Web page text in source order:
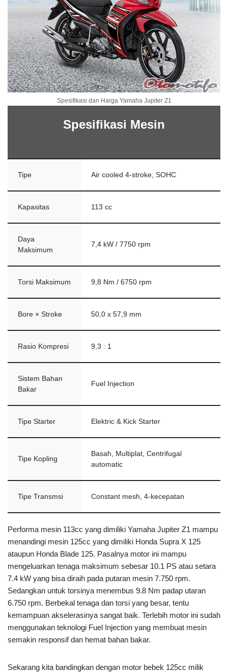
Spesifikasi dan Harga Yamaha Jupiter Z1
Spesifikasi Mesin
Tipe Air cooled 4-stroke, SOHC
Kapasitas 113 cc
Daya
Maksimum
7,4 kW / 7750 rpm
Torsi Maksimum 9,8 Nm / 6750 rpm
Bore × Stroke 50,0 x 57,9 mm
Rasio Kompresi 9,3 : 1
Sistem Bahan
Bakar
Fuel Injection
Tipe Starter Elektric & Kick Starter
Tipe Kopling
Basah, Multiplat, Centrifugal
automatic
Tipe Transmsi Constant mesh, 4-kecepatan
Performa mesin 113cc yang dimiliki Yamaha Jupiter Z1 mampu
menandingi mesin 125cc yang dimiliki Honda Supra X 125
ataupun Honda Blade 125. Pasalnya motor ini mampu
mengeluarkan tenaga maksimum sebesar 10.1 PS atau setara
7.4 kW yang bisa diraih pada putaran mesin 7.750 rpm.
Sedangkan untuk torsinya menembus 9.8 Nm padap utaran
6.750 rpm. Berbekal tenaga dan torsi yang besar, tentu
kemampuan akselerasinya sangat baik. Terlebih motor ini sudah
menggunakan teknologi Fuel Injection yang membuat mesin
semakin responsif dan hemat bahan bakar.
Sekarang kita bandingkan dengan motor bebek 125cc milik